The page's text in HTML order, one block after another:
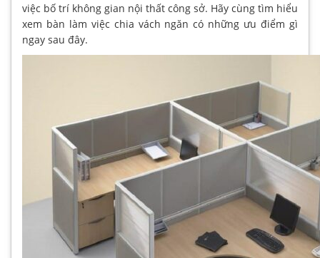
việc bố trí không gian nội thất công sở. Hãy cùng tìm hiểu
xem bàn làm việc chia vách ngăn có những ưu điểm gì
ngay sau đây.